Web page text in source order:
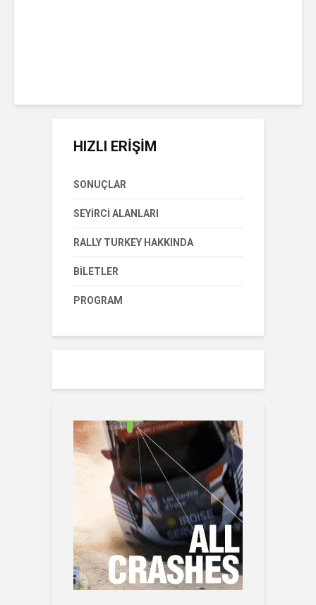
HIZLI ERİŞİM
SONUÇLAR
SEYIRCI ALANLARI
RALLY TURKEY HAKKINDA
BILETLER
PROGRAM